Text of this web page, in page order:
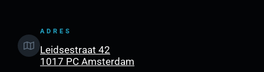
ADRES
Leidsestraat 42
1017 PC Amsterdam